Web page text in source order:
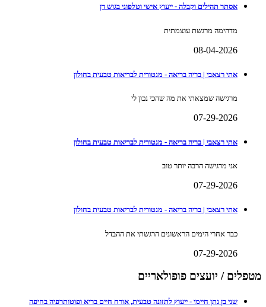
אסתר תהילים וקבלה - ייעוץ אישי וטלפוני בגוש דן
מדהימה מרגשת עוצמתית
08-04-2026
אתי רצאבי | בריה בריאה - מנטורית לבריאות טבעית בחולון
מרגישה שמצאתי את מה שהכי נכון לי
07-29-2026
אתי רצאבי | בריה בריאה - מנטורית לבריאות טבעית בחולון
אני מרגישה הרבה יותר טוב
07-29-2026
אתי רצאבי | בריה בריאה - מנטורית לבריאות טבעית בחולון
כבר אחרי הימים הראשונים הרגשתי את ההבדל
07-29-2026
מטפלים / יועצים פופולאריים
שני בן נתן חיימי - ייעוץ לתזונה טבעית, אורח חיים בריא ופוטותרפיה בחיפה